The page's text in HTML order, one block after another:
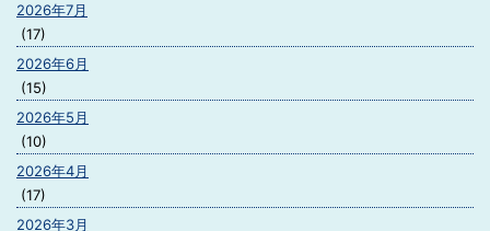
2026年7月
(17)
2026年6月
(15)
2026年5月
(10)
2026年4月
(17)
2026年3月